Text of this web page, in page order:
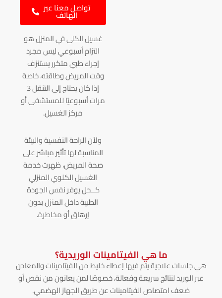
تواصل معنا عبر
الهاتف
غسيل الكلى في المنزل هو
التزام أسبوعي ليس مجرد
إجراء طبي متكرر يستنزف
وقت المريض وطاقته، خاصة
إذا كان يحتاج إلى التنقل 3
مرات أسبوعيًا للمستشفى أو
مركز الغسيل.
ولأن الراحة النفسية والبيئة
المناسبة لها تأثير مباشر على
صحة المريض، ظهرت خدمة
الغسيل الكلوي المنزلي
كــحل يوفر نفس الجودة
الطبية داخل المنزل بدون
إرهاق أو مخاطرة.
ما هي الفيتامينات الوريدية؟
هي جلسات علاجية يتم فيها إعطاء خليط من الفيتامينات والمعادن
عبر الوريد لنتائج سريعة وفعالة، خصوصًا لمن يعانون من نقص أو
ضعف امتصاص الفيتامينات عن طريق الجهاز الهضمي.